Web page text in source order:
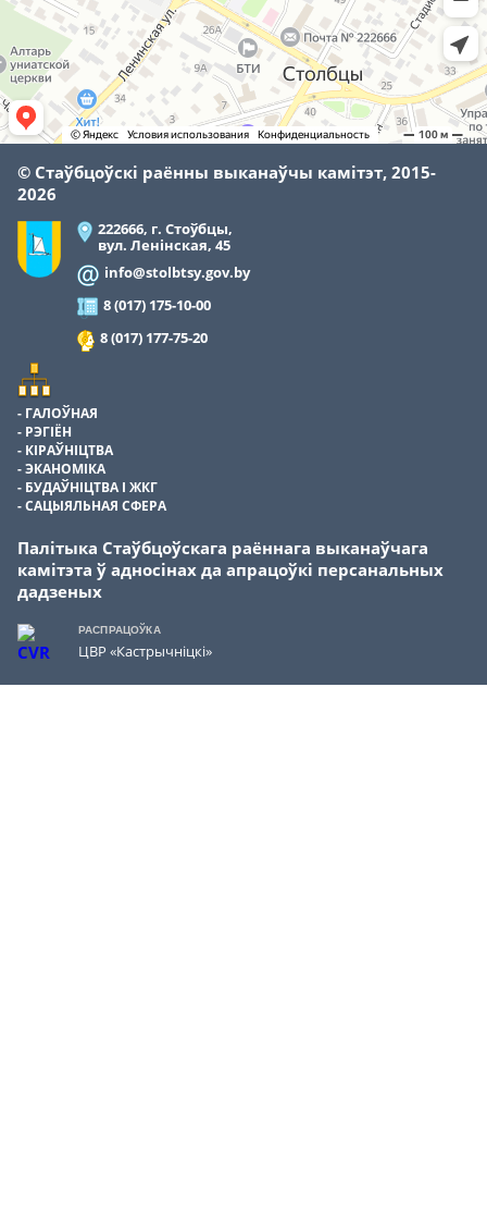
© Стаўбцоўскі раённы выканаўчы камітэт, 2015-
2026
222666, г. Стоўбцы,
вул. Ленінская, 45
info@stolbtsy.gov.by
8 (017) 175-10-00
8 (017) 177-75-20
ГАЛОЎНАЯ
РЭГІЁН
КІРАЎНІЦТВА
ЭКАНОМІКА
БУДАЎНІЦТВА І ЖКГ
САЦЫЯЛЬНАЯ СФЕРА
Палітыка Стаўбцоўскага раённага выканаўчага
камітэта ў адносінах да апрацоўкі персанальных
дадзеных
РАСПРАЦОЎКА
ЦВР «Кастрычніцкі»